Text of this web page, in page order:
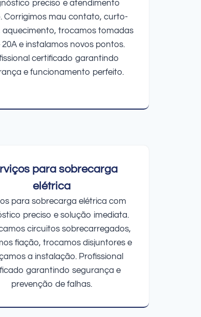
preciso e atendimento
Corrigimos mau contato, curto-
aquecimento, trocamos tomadas
20A e instalamos novos pontos.
certificado garantindo
e funcionamento perfeito.
para sobrecarga
elétrica
para sobrecarga elétrica com
preciso e solução imediata.
circuitos sobrecarregados,
fiação, trocamos disjuntores e
a instalação. Profissional
garantindo segurança e
prevenção de falhas.